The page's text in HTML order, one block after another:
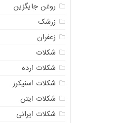
روغن جایگزین
زرشک
زعفران
شکلات
شکلات ارده
شکلات اسنیکرز
شکلات ایتن
شکلات ایرانی